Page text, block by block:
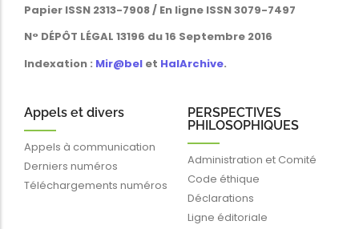
Papier ISSN 2313-7908 / En ligne ISSN 3079-7497
N° DÉPÔT LÉGAL 13196 du 16 Septembre 2016
Indexation : Mir@bel et HalArchive.
Appels et divers
Appels à communication
Derniers numéros
Téléchargements numéros
PERSPECTIVES
PHILOSOPHIQUES
Administration et Comité
Code éthique
Déclarations
Ligne éditoriale